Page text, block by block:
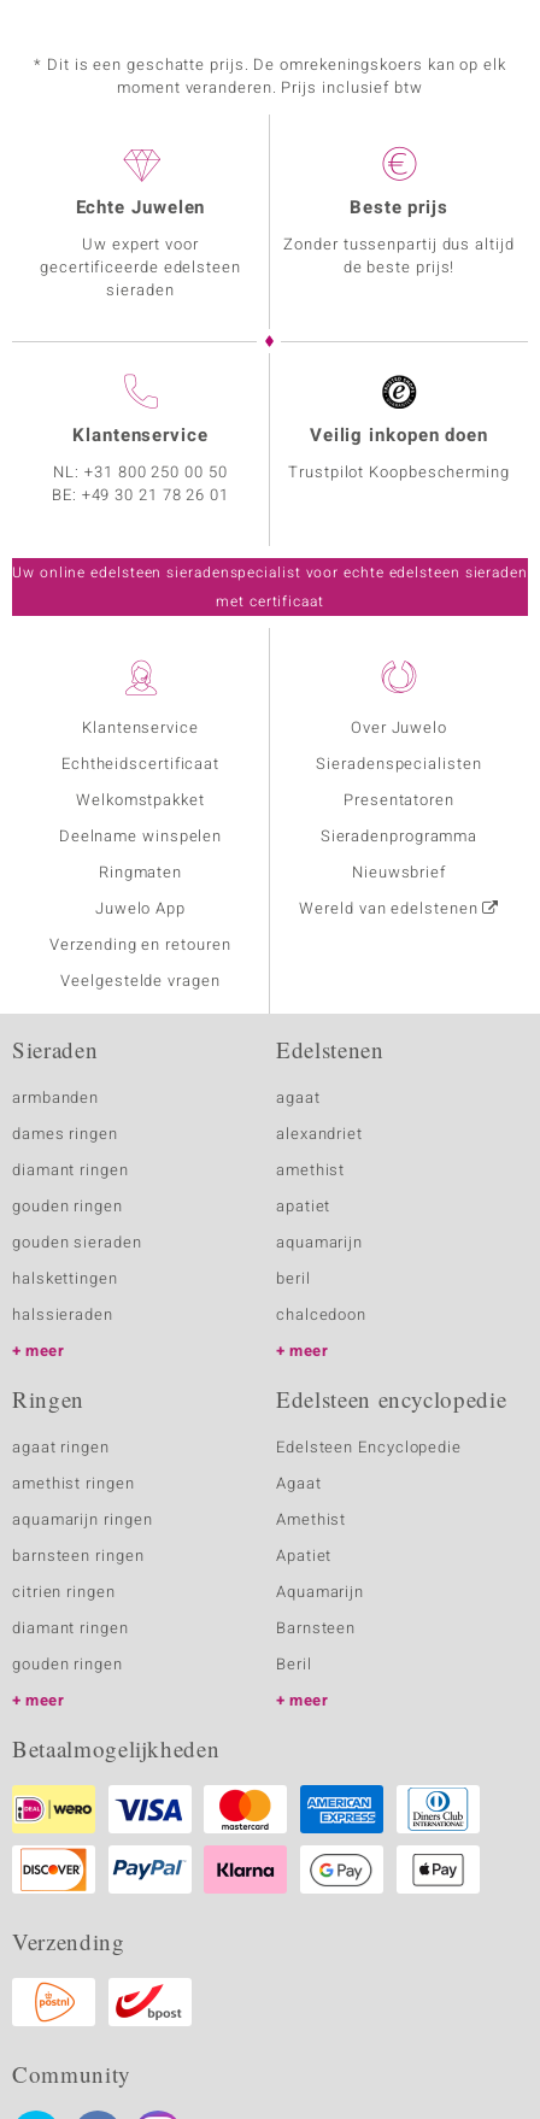
* Dit is een geschatte prijs. De omrekeningskoers kan op elk
moment veranderen. Prijs inclusief btw
Klantenservice
Echtheidscertificaat
Welkomstpakket
Deelname winspelen
Ringmaten
Juwelo App
Verzending en retouren
Veelgestelde vragen
Over Juwelo
Sieradenspecialisten
Presentatoren
Sieradenprogramma
Nieuwsbrief
Wereld van edelstenen
Echte Juwelen
Uw expert voor
gecertificeerde edelsteen
sieraden
Beste prijs
Zonder tussenpartij dus altijd
de beste prijs!
Klantenservice
NL:+31 800 250 00 50
BE: +49 30 21 78 26 01
Veilig inkopen doen
Trustpilot Koopbescherming
Uw online edelsteen sieradenspecialist voor echte edelsteen sieraden
met certificaat
Sieraden
armbanden
dames ringen
diamant ringen
gouden ringen
gouden sieraden
halskettingen
halssieraden
meer
Edelstenen
agaat
alexandriet
amethist
apatiet
aquamarijn
beril
chalcedoon
meer
Ringen
agaat ringen
amethist ringen
aquamarijn ringen
barnsteen ringen
citrien ringen
diamant ringen
gouden ringen
meer
Edelsteen encyclopedie
Edelsteen Encyclopedie
Agaat
Amethist
Apatiet
Aquamarijn
Barnsteen
Beril
meer
Betaalmogelijkheden
Verzending
Community